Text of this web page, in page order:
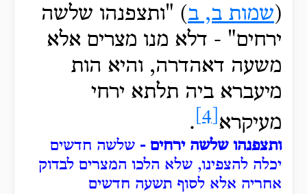
(שמות ב, ב) "ותצפנהו שלשה
ירחים" - דלא מנו מצרים אלא
משעה דאהדרה, והיא הות
מיעברא ביה תלתא ירחי
מעיקרא
.
ותצפנהו שלשה ירחים - שלשה חדשים
יכלה להצפינו, שלא הלכו המצרים לבדוק
אחריה אלא לסוף תשעה חדשים